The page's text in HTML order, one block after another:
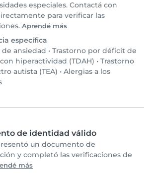
especiales. Contactá con
para verificar las
Aprendé más
específica
de ansiedad • Trastorno por déficit de
hiperactividad (TDAH) • Trastorno
autista (TEA) • Alergias a los
de identidad válido
un documento de
y completó las verificaciones de
más